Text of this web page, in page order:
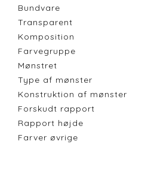
Bundvare
Transparent
Komposition
Farvegruppe
Mønstret
Type af mønster
Konstruktion af mønster
Forskudt rapport
Rapport højde
Farver øvrige